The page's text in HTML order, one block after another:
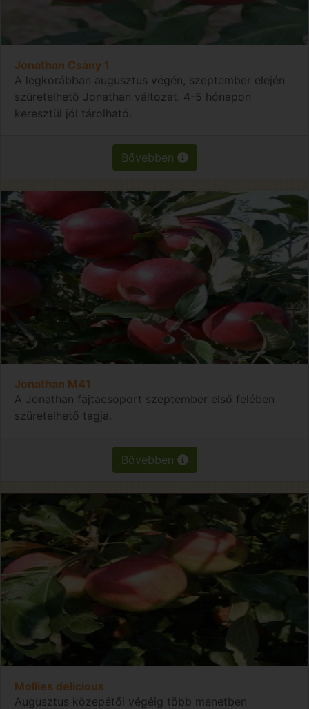
Jonathan Csány 1
A legkorábban augusztus végén, szeptember elején
szüretelhető Jonathan változat. 4-5 hónapon
keresztül jól tárolható.
Bővebben
Jonathan M41
A Jonathan fajtacsoport szeptember első felében
szüretelhető tagja.
Bővebben
Mollies delicious
Augusztus közepétől végéig több menetben